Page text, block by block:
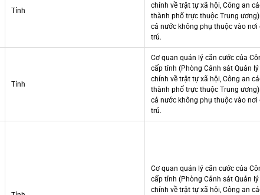
Tỉnh
chính về trật tự xã hội, Công an
thành phố trực thuộc Trung
cả nước không phụ thuộc vào nơi
trú.
Tỉnh
Cơ quan quản lý căn cước của
cấp tỉnh (Phòng Cảnh sát Quản
chính về trật tự xã hội, Công an
thành phố trực thuộc Trung
cả nước không phụ thuộc vào nơi
trú.
Cơ quan quản lý căn cước của
cấp tỉnh (Phòng Cảnh sát Quản
chính về trật tự xã hội, Công an